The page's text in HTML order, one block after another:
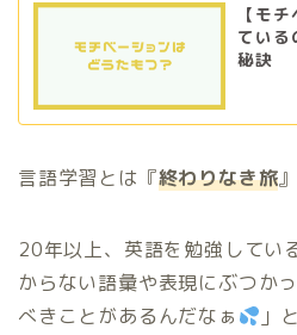
【モ
ている
秘訣
言語学習とは『終わりなき旅
20年以上、英語を勉強してい
からない語彙や表現にぶつか
べきことがあるんだなぁ
」